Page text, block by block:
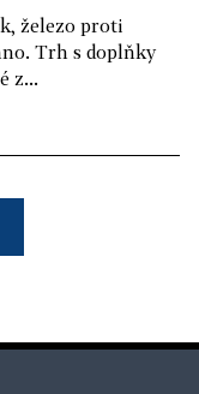
železo proti
Trh s doplňky
z...